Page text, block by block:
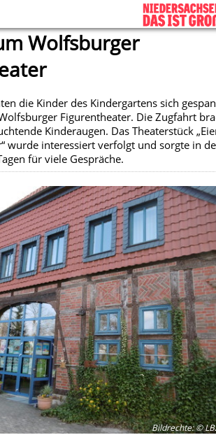
Wolfsburger
die Kinder des Kindergartens sich
Figurentheater. Die Zugfahrt
Kinderaugen. Das Theaterstück
wurde interessiert verfolgt und sorgte in
für viele Gespräche.
Bildrechte:©